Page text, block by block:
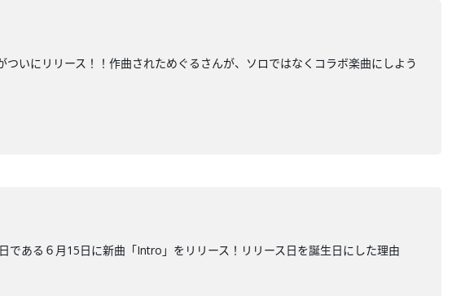
いにリリース！！作曲されためぐるさんが、ソロではなくコラボ楽曲にしよう
ある６月15日に新曲「Intro」をリリース！リリース日を誕生日にした理由